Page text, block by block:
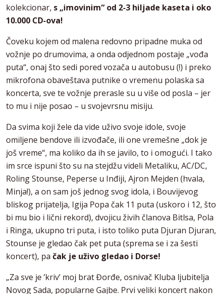
kolekcionar, s „imovinim“ od 2-3 hiljade kaseta i oko
10.000 CD-ova!
Čoveku kojem od malena redovno pripadne muka od
vožnje po drumovima, a onda odjednom postaje „vođa
puta“, onaj što sedi pored vozača u autobusu (!) i preko
mikrofona obaveštava putnike o vremenu polaska sa
koncerta, sve te vožnje prerasle su u više od posla – jer
to mu i nije posao – u svojevrsnu misiju.
Da svima koji žele da vide uživo svoje idole, svoje
omiljene bendove ili izvođače, ili one vremešne „dok je
još vreme“, ma koliko da ih se javilo, to i omogući. I tako
im srce ispuni što su na stejdžu videli Metaliku, AC/DC,
Roling Stounse, Peperse u Inđiji, Ajron Mejden (hvala,
Minja!), a on sam još jednog svog idola, i Bouvijevog
bliskog prijatelja, Igija Popa čak 11 puta (uskoro i 12, što
bi mu bio i lični rekord), dvojicu živih članova Bitlsa, Pola
i Ringa, ukupno tri puta, i isto toliko puta Djuran Djuran,
Stounse je gledao čak pet puta (sprema se i za šesti
koncert), pa čak je uživo gledao i Dorse!
„Za sve je ’kriv’ moj brat Đorđe, osnivač Kluba ljubitelja
Novog Sada, popularne Gajbe. Prvi veliki koncert nakon